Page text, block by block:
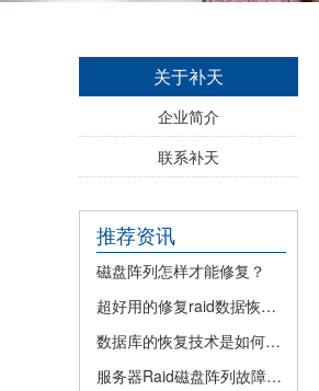
关于补天
企业简介
联系补天
推荐资讯
磁盘阵列怎样才能修复？
超好用的修复raid数据恢复方法
数据库的恢复技术是如何实现的
服务器Raid磁盘阵列故障应该怎么做